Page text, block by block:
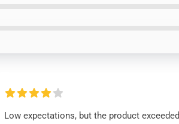
Low expectations, but the product exceeded